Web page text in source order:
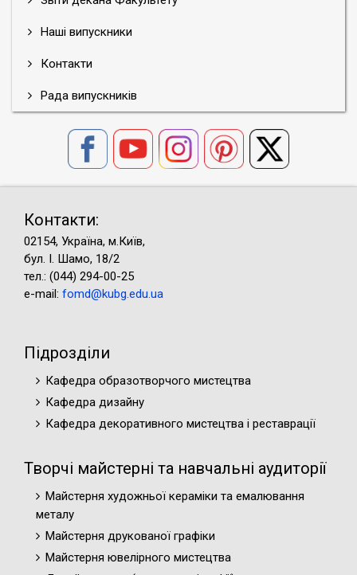
Наші випускники
Контакти
Рада випускників
Контакти:
02154, Україна, м.Київ,
бул. І. Шамо, 18/2
тел.: (044) 294-00-25
e-mail: fomd@kubg.edu.ua
Підрозділи
Кафедра образотворчого мистецтва
Кафедра дизайну
Кафедра декоративного мистецтва і реставрації
Творчі майстерні та навчальні аудиторії
Майстерня художньої кераміки та емалювання
металу
Майстерня друкованої графіки
Майстерня ювелірного мистецтва